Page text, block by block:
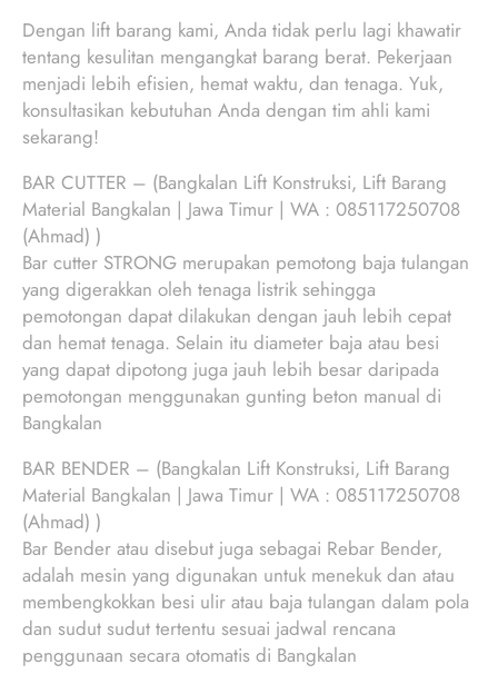
Dengan lift barang kami, Anda tidak perlu lagi khawatir
tentang kesulitan mengangkat barang berat. Pekerjaan
menjadi lebih efisien, hemat waktu, dan tenaga. Yuk,
konsultasikan kebutuhan Anda dengan tim ahli kami
sekarang!
BAR CUTTER – (Bangkalan Lift Konstruksi, Lift Barang
Material Bangkalan | Jawa Timur | WA : 085117250708
(Ahmad) )
Bar cutter STRONG merupakan pemotong baja tulangan
yang digerakkan oleh tenaga listrik sehingga
pemotongan dapat dilakukan dengan jauh lebih cepat
dan hemat tenaga. Selain itu diameter baja atau besi
yang dapat dipotong juga jauh lebih besar daripada
pemotongan menggunakan gunting beton manual di
Bangkalan
BAR BENDER – (Bangkalan Lift Konstruksi, Lift Barang
Material Bangkalan | Jawa Timur | WA : 085117250708
(Ahmad) )
Bar Bender atau disebut juga sebagai Rebar Bender,
adalah mesin yang digunakan untuk menekuk dan atau
membengkokkan besi ulir atau baja tulangan dalam pola
dan sudut sudut tertentu sesuai jadwal rencana
penggunaan secara otomatis di Bangkalan